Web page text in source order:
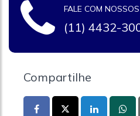
FALE COM
(11) 4432-
Compartilhe